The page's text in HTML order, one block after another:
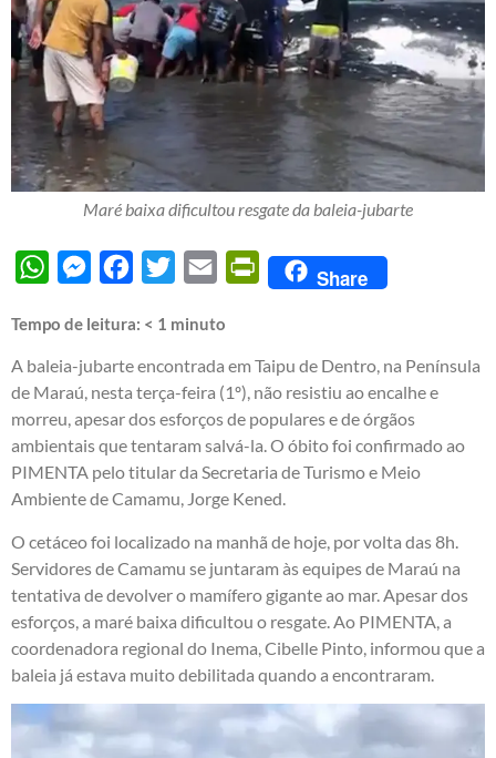
Maré baixa dificultou resgate da baleia-jubarte
WhatsAppMessengerFacebook
Twitter Email PrintFriendly
Share
Tempo de leitura: < 1 minuto
A baleia-jubarte encontrada em Taipu de Dentro, na Península
de Maraú, nesta terça-feira (1º), não resistiu ao encalhe e
morreu, apesar dos esforços de populares e de órgãos
ambientais que tentaram salvá-la. O óbito foi confirmado ao
PIMENTA pelo titular da Secretaria de Turismo e Meio
Ambiente de Camamu, Jorge Kened.
O cetáceo foi localizado na manhã de hoje, por volta das 8h.
Servidores de Camamu se juntaram às equipes de Maraú na
tentativa de devolver o mamífero gigante ao mar. Apesar dos
esforços, a maré baixa dificultou o resgate. Ao PIMENTA, a
coordenadora regional do Inema, Cibelle Pinto, informou que a
baleia já estava muito debilitada quando a encontraram.